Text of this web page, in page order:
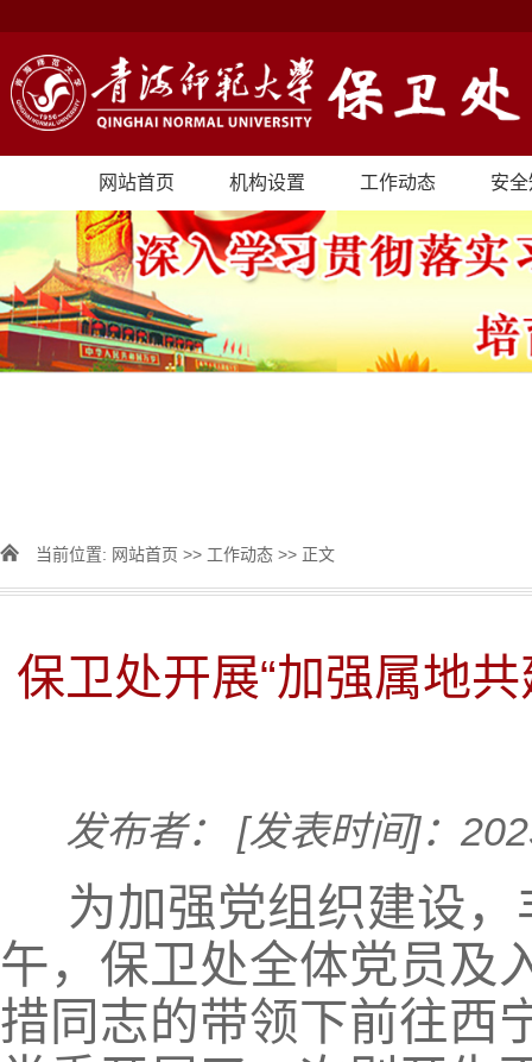
网站首页 机构设置 工作动态 安
当前位置: 网站首页 >> 工作动态 >> 正文
保卫处开展“加强属地
发布者： [发表时间]：
为加强党组织建设
午，保卫处全体党员及
措同志的带领下前往西